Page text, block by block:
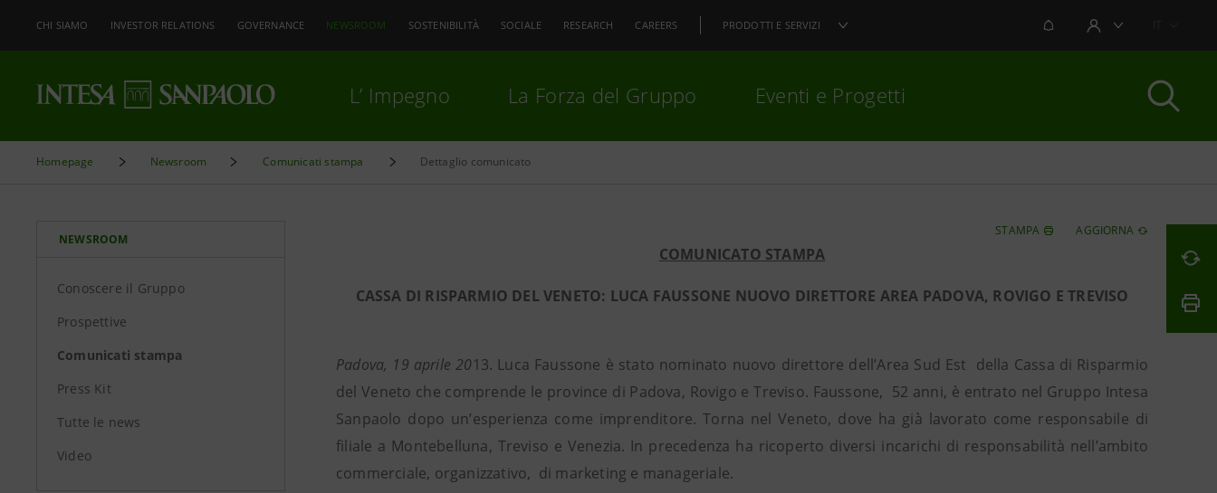
CHI SIAMO INVESTOR RELATIONS GOVERNANCE NEWSROOM SOSTENIBILITÀ SOCIALE RESEARCH CAREERS PRODOTTI E SERVIZI NOTIFICHEAREA UTENTE
L’ Impegno La Forza del Gruppo Eventi e Progetti
Homepage Newsroom Comunicati stampa Dettaglio comunicato
NEWSROOM
Conoscere il Gruppo
Prospettive
Comunicati stampa
Press Kit
Tutte le news
Video
STAMPA AGGIORNA
COMUNICATO STAMPA
CASSA DI RISPARMIO DEL VENETO: LUCA FAUSSONE NUOVO DIRETTORE AREA PADOVA, ROVIGO E TREVISO
Padova, 19 aprile 2013. Luca Faussone è stato nominato nuovo direttore dell’Area Sud Est della Cassa di Risparmio
del Veneto che comprende le province di Padova, Rovigo e Treviso. Faussone, 52 anni, è entrato nel Gruppo Intesa
Sanpaolo dopo un’esperienza come imprenditore. Torna nel Veneto, dove ha già lavorato come responsabile di
filiale a Montebelluna, Treviso e Venezia. In precedenza ha ricoperto diversi incarichi di responsabilità nell’ambito
commerciale, organizzativo, di marketing e manageriale.